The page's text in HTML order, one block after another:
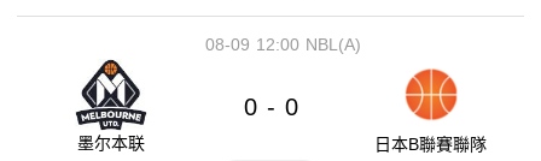
12:00
08-09 NBL(A)
墨尔本联
0 - 0
日本B聯賽聯隊